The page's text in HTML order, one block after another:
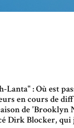
Lanta" : Où est
en cours de
de 'Brooklyn
Dirk Blocker, qui